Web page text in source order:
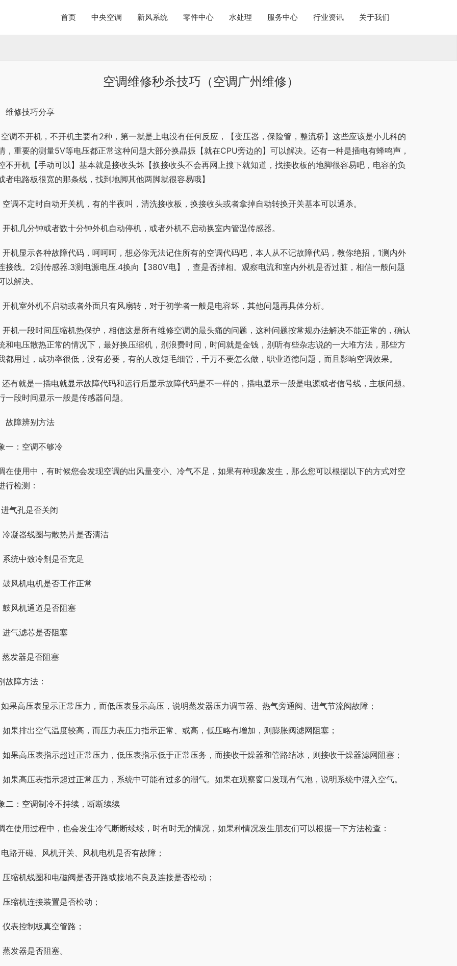
首页 中央空调 新风系统 零件中心 水处理 服务中心 行业资讯 关于我们
空调维修秒杀技巧（空调广州维修）
维修技巧分享
空调不开机，不开机主要有2种，第一就是上电没有任何反应，【变压器，保险管，整流桥】这些应该是小儿科的
，重要的测量5V等电压都正常这种问题大部分换晶振【就在CPU旁边的】可以解决。还有一种是插电有蜂鸣声，
不开机【手动可以】基本就是接收头坏【换接收头不会再网上搜下就知道，找接收板的地脚很容易吧，电容的负
者电路板很宽的那条线，找到地脚其他两脚就很容易哦】
空调不定时自动开关机，有的半夜叫，清洗接收板，换接收头或者拿掉自动转换开关基本可以通杀。
开机几分钟或者数十分钟外机自动停机，或者外机不启动换室内管温传感器。
开机显示各种故障代码，呵呵呵，想必你无法记住所有的空调代码吧，本人从不记故障代码，教你绝招，1测内外
接线。2测传感器.3测电源电压.4换向【380V电】，查是否掉相。观察电流和室内外机是否过脏，相信一般问题
以解决。
开机室外机不启动或者外面只有风扇转，对于初学者一般是电容坏，其他问题再具体分析。
开机一段时间压缩机热保护，相信这是所有维修空调的最头痛的问题，这种问题按常规办法解决不能正常的，确认
和电压散热正常的情况下，最好换压缩机，别浪费时间，时间就是金钱，别听有些杂志说的一大堆方法，那些方
都用过，成功率很低，没有必要，有的人改短毛细管，千万不要怎么做，职业道德问题，而且影响空调效果。
有就是一插电就显示故障代码和运行后显示故障代码是不一样的，插电显示一般是电源或者信号线，主板问题。
一段时间显示一般是传感器问题。
故障辨别方法
一：空调不够冷
在使用中，有时候您会发现空调的出风量变小、冷气不足，如果有种现象发生，那么您可以根据以下的方式对空
行检测：
进气孔是否关闭
冷凝器线圈与散热片是否清洁
系统中致冷剂是否充足
鼓风机电机是否工作正常
鼓风机通道是否阻塞
进气滤芯是否阻塞
蒸发器是否阻塞
故障方法：
如果高压表显示正常压力，而低压表显示高压，说明蒸发器压力调节器、热气旁通阀、进气节流阀故障；
如果排出空气温度较高，而压力表压力指示正常、或高，低压略有增加，则膨胀阀滤网阻塞；
如果高压表指示超过正常压力，低压表指示低于正常压务，而接收干燥器和管路结冰，则接收干燥器滤网阻塞；
如果高压表指示超过正常压力，系统中可能有过多的潮气。如果在观察窗口发现有气泡，说明系统中混入空气。
二：空调制冷不持续，断断续续
在使用过程中，也会发生冷气断断续续，时有时无的情况，如果种情况发生朋友们可以根据一下方法检查：
电路开磁、风机开关、风机电机是否有故障；
压缩机线圈和电磁阀是否开路或接地不良及连接是否松动；
压缩机连接装置是否松动；
仪表控制板真空管路；
发器是否阻塞。